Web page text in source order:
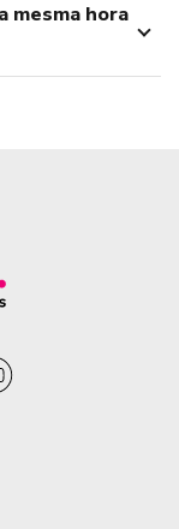
mesma hora